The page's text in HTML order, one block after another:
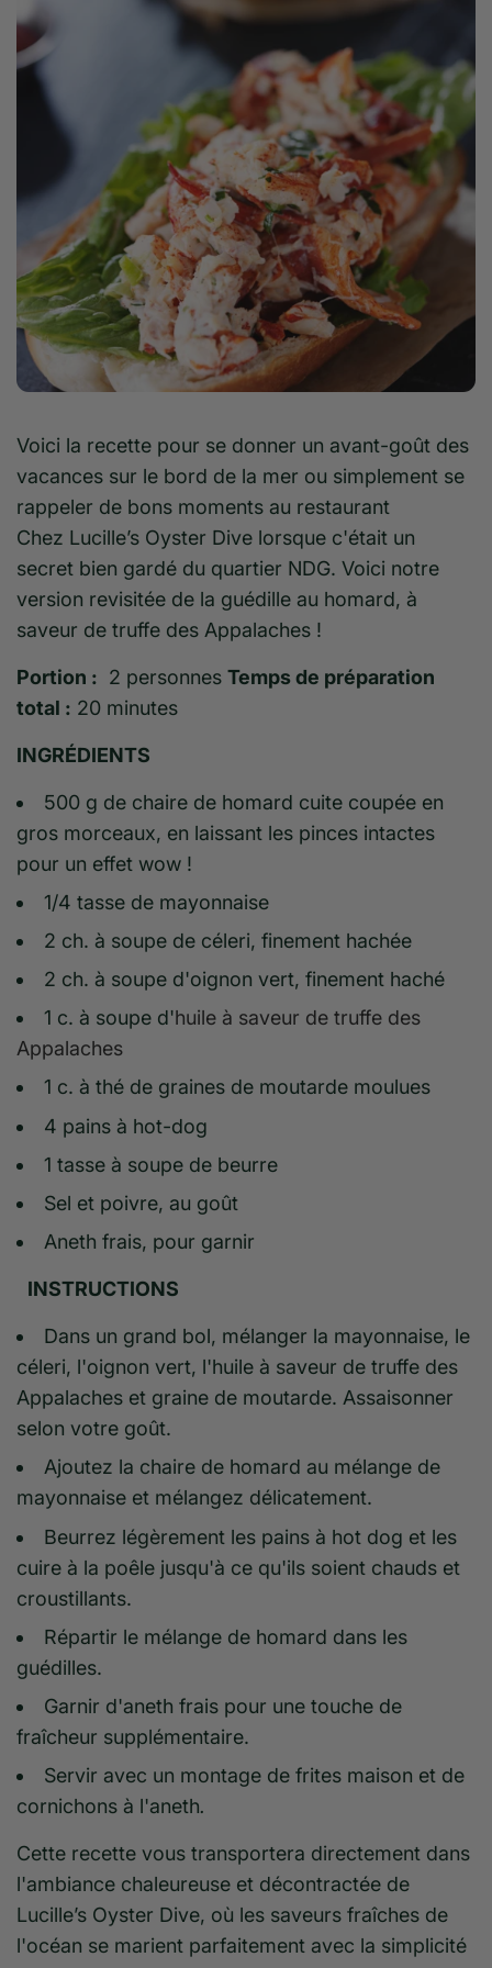
Voici la recette pour se donner un avant-goût des
vacances sur le bord de la mer ou simplement se
rappeler de bons moments au restaurant
Chez Lucille’s Oyster Dive lorsque c'était un
secret bien gardé du quartier NDG. Voici notre
version revisitée de la guédille au homard, à
saveur de truffe des Appalaches !
Portion : 2 personnes Temps de préparation
total : 20 minutes
INGRÉDIENTS
500 g de chaire de homard cuite coupée en
gros morceaux, en laissant les pinces intactes
pour un effet wow !
1/4 tasse de mayonnaise
2 ch. à soupe de céleri, finement hachée
2 ch. à soupe d'oignon vert, finement haché
1 c. à soupe d'huile à saveur de truffe des
Appalaches
1 c. à thé de graines de moutarde moulues
4 pains à hot-dog
1 tasse à soupe de beurre
Sel et poivre, au goût
Aneth frais, pour garnir
INSTRUCTIONS
Dans un grand bol, mélanger la mayonnaise, le
céleri, l'oignon vert, l'huile à saveur de truffe des
Appalaches et graine de moutarde. Assaisonner
selon votre goût.
Ajoutez la chaire de homard au mélange de
mayonnaise et mélangez délicatement.
Beurrez légèrement les pains à hot dog et les
cuire à la poêle jusqu'à ce qu'ils soient chauds et
croustillants.
Répartir le mélange de homard dans les
guédilles.
Garnir d'aneth frais pour une touche de
fraîcheur supplémentaire.
Servir avec un montage de frites maison et de
cornichons à l'aneth.
Cette recette vous transportera directement dans
l'ambiance chaleureuse et décontractée de
Lucille’s Oyster Dive, où les saveurs fraîches de
l'océan se marient parfaitement avec la simplicité